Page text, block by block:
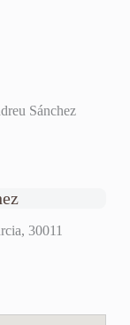
Sánchez
30011